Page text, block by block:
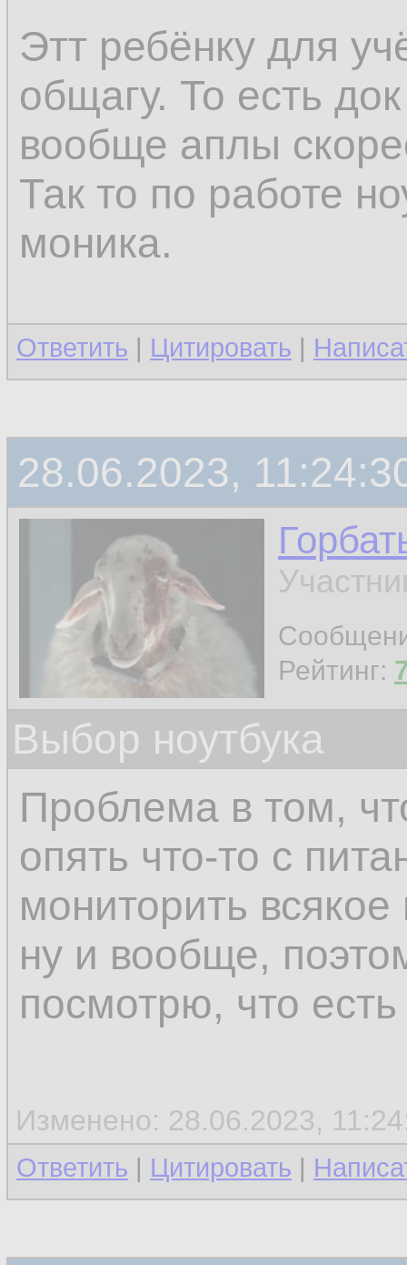
Этт ребёнку для
общагу. То есть
вообще аплы
Так то по работе
моника.
Ответить | Цитировать |
28.06.2023,
Рейтинг:
Выбор ноутбука
Проблема в том,
опять что-то с
мониторить всякое
ну и вообще,
посмотрю, что
Изменено: 28.06.2023,
Ответить | Цитировать |